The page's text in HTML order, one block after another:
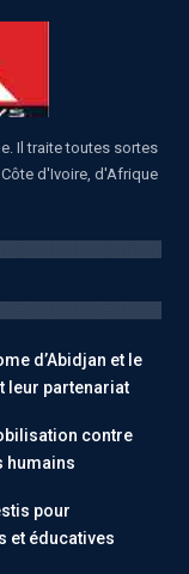
Il traite toutes sortes
d'Ivoire, d'Afrique
d’Abidjan et le
leur partenariat
contre
humains
pour
et éducatives